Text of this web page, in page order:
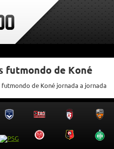
futmondo de Koné
de Koné jornada a jornada